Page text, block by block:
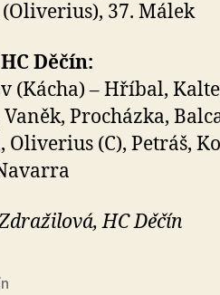
37. Málek
Děčín:
(Kácha) – Hříbal,
Procházka,
Oliverius (C), Petráš,
HC Děčín